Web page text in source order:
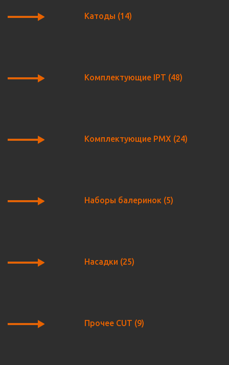
Катоды (14)
Комплектующие IPT (48)
Комплектующие PMX (24)
Наборы балеринок (5)
Насадки (25)
Прочее CUT (9)